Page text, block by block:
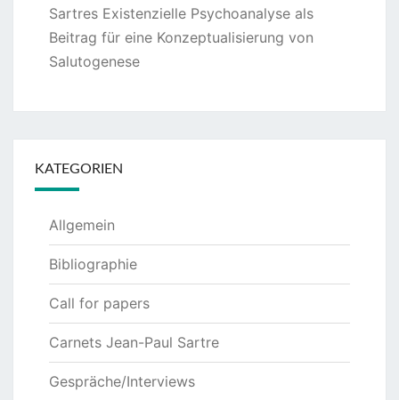
Sartres Existenzielle Psychoanalyse als
Beitrag für eine Konzeptualisierung von
Salutogenese
KATEGORIEN
Allgemein
Bibliographie
Call for papers
Carnets Jean-Paul Sartre
Gespräche/Interviews